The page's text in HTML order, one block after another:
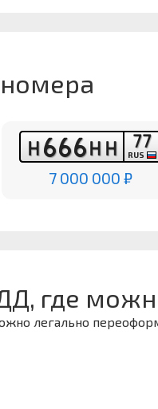
Н666Н Н 77
RUS
7 000 000 ₽
где
легально